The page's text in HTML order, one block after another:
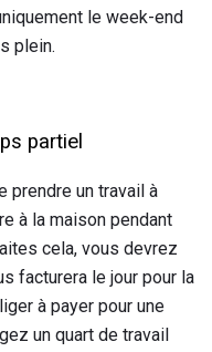
le week-end
plein.
partiel
prendre un travail à
à la maison pendant
cela, vous devrez
facturera le jour pour la
à payer pour une
un quart de travail